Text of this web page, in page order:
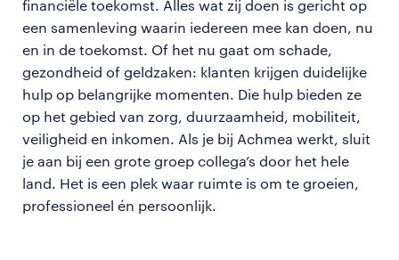
financiële toekomst. Alles wat zij doen is gericht op
een samenleving waarin iedereen mee kan doen, nu
en in de toekomst. Of het nu gaat om schade,
gezondheid of geldzaken: klanten krijgen duidelijke
hulp op belangrijke momenten. Die hulp bieden ze
op het gebied van zorg, duurzaamheid, mobiliteit,
veiligheid en inkomen. Als je bij Achmea werkt, sluit
je aan bij een grote groep collega’s door het hele
land. Het is een plek waar ruimte is om te groeien,
professioneel én persoonlijk.